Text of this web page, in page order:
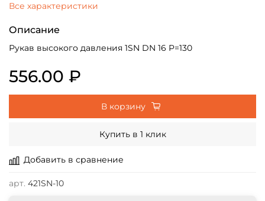
Добавить в сравнение
арт. 421SN-10
Все характеристики
Описание
Рукав высокого давления 1SN DN 16 P=130
556.00 ₽
В корзину
Купить в 1 клик